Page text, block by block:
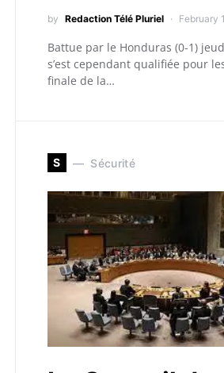
by Redaction Télé Pluriel February
Battue par le Honduras (0-1)
s’est cependant qualifiée pour
finale de la…
S Sécurité